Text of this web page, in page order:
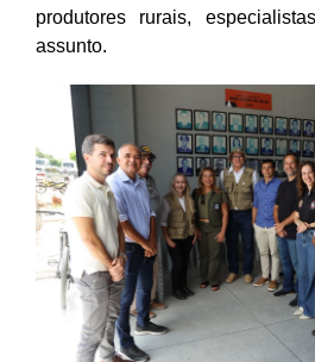
produtores rurais,
assunto.